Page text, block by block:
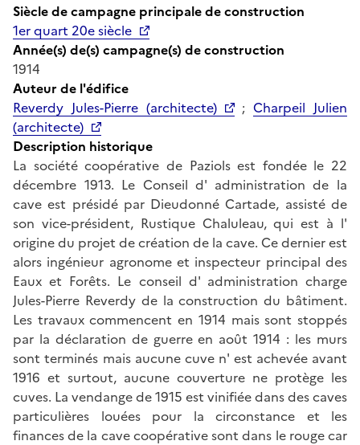
Siècle de campagne principale de construction
1er quart 20e siècle
Année(s) de(s) campagne(s) de construction
1914
Auteur de l'édifice
Reverdy Jules-Pierre (architecte)
;Charpeil Julien
(architecte)
Description historique
La société coopérative de Paziols est fondée le 22
décembre 1913. Le Conseil d' administration de la
cave est présidé par Dieudonné Cartade, assisté de
son vice-président, Rustique Chaluleau, qui est à l'
origine du projet de création de la cave. Ce dernier est
alors ingénieur agronome et inspecteur principal des
Eaux et Forêts. Le conseil d' administration charge
Jules-Pierre Reverdy de la construction du bâtiment.
Les travaux commencent en 1914 mais sont stoppés
par la déclaration de guerre en août 1914 : les murs
sont terminés mais aucune cuve n' est achevée avant
1916 et surtout, aucune couverture ne protège les
cuves. La vendange de 1915 est vinifiée dans des caves
particulières louées pour la circonstance et les
finances de la cave coopérative sont dans le rouge car